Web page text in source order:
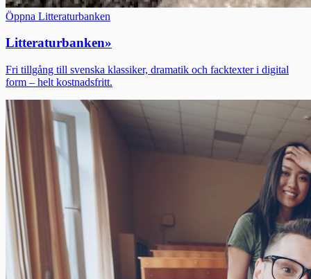
Öppna Litteraturbanken
Litteraturbanken»
Fri tillgång till svenska klassiker, dramatik och facktexter i digital
form – helt kostnadsfritt.